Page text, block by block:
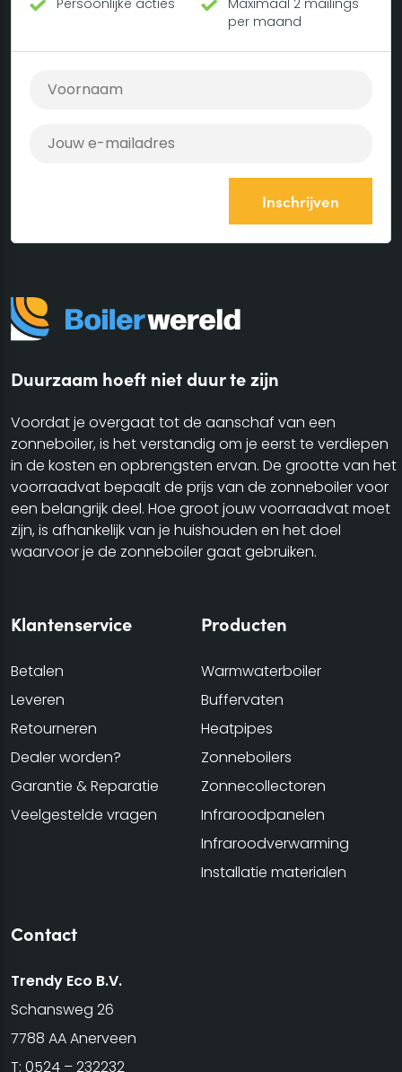
per maand
Duurzaam hoeft niet duur te zijn
Voordat je overgaat tot de aanschaf van een
zonneboiler, is het verstandig om je eerst te verdiepen
in de kosten en opbrengsten ervan. De grootte van het
voorraadvat bepaalt de prijs van de zonneboiler voor
een belangrijk deel. Hoe groot jouw voorraadvat moet
zijn, is afhankelijk van je huishouden en het doel
waarvoor je de zonneboiler gaat gebruiken.
Klantenservice
Betalen
Leveren
Retourneren
Dealer worden?
Garantie & Reparatie
Veelgestelde vragen
Producten
Warmwaterboiler
Buffervaten
Heatpipes
Zonneboilers
Zonnecollectoren
Infraroodpanelen
Infraroodverwarming
Installatie materialen
Contact
Trendy Eco B.V.
Schansweg 26
7788 AA Anerveen
T: 0524 – 232232